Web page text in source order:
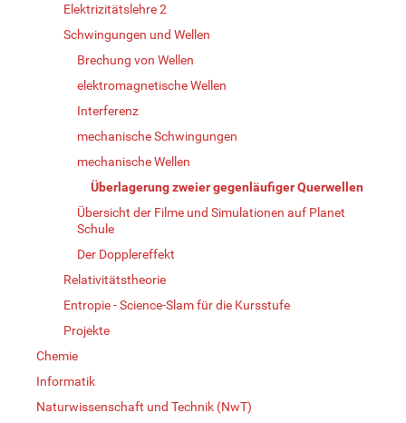
Elektrizitätslehre 2
Schwingungen und Wellen
Brechung von Wellen
elektromagnetische Wellen
Interferenz
mechanische Schwingungen
mechanische Wellen
Überlagerung zweier gegenläufiger Querwellen
Übersicht der Filme und Simulationen auf Planet
Schule
Der Dopplereffekt
Relativitätstheorie
Entropie - Science-Slam für die Kursstufe
Projekte
Chemie
Informatik
Naturwissenschaft und Technik (NwT)